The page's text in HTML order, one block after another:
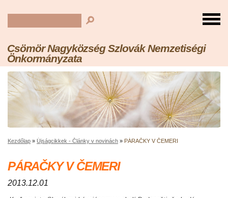
Csömör Nagyközség Szlovák Nemzetiségi
Önkormányzata
Kezdőlap » Újságcikkek - Články v novinách » PÁRAČKY V ČEMERI
PÁRAČKY V ČEMERI
2013.12.01